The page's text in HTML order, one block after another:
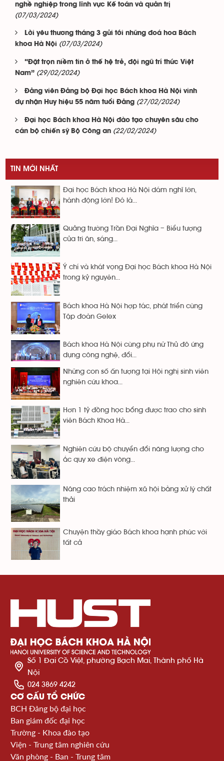
nghề nghiệp trong lĩnh vực Kế toán và quản trị
(07/03/2024)
Lời yêu thương tháng 3 gửi tới những đoá hoa Bách
khoa Hà Nội (07/03/2024)
“Đặt trọn niềm tin ở thế hệ trẻ, đội ngũ trí thức Việt
Nam” (29/02/2024)
Đảng viên Đảng bộ Đại học Bách khoa Hà Nội vinh
dự nhận Huy hiệu 55 năm tuổi Đảng (27/02/2024)
Đại học Bách khoa Hà Nội đào tạo chuyên sâu cho
cán bộ chiến sỹ Bộ Công an (22/02/2024)
TIN MỚI NHẤT
Đại học Bách khoa Hà Nội dám nghĩ lớn,
hành động lớn! Đó là...
Quảng trường Trần Đại Nghĩa – Biểu tượng
của tri ân, sáng...
Ý chí và khát vọng Đại học Bách khoa Hà Nội
trong kỷ nguyên...
Bách khoa Hà Nội hợp tác, phát triển cùng
Tập đoàn Gelex
Bách khoa Hà Nội cùng phụ nữ Thủ đô ứng
dụng công nghệ, đổi...
Những con số ấn tượng tại Hội nghị sinh viên
nghiên cứu khoa...
Hơn 1 tỷ đồng học bổng được trao cho sinh
viên Bách Khoa Hà...
Nghiên cứu bộ chuyển đổi năng lượng cho
ắc quy xe điện vòng...
Nâng cao trách nhiệm xã hội bằng xử lý chất
thải
Chuyện thầy giáo Bách khoa hạnh phúc với
tất cả
Số 1 Đại Cồ Việt, phường Bạch Mai, Thành phố Hà
Nội
024 3869 4242
CƠ CẤU TỔ CHỨC
BCH Đảng bộ đại học
Ban giám đốc đại học
Trường - Khoa đào tạo
Viện - Trung tâm nghiên cứu
Văn phòng - Ban - Trung tâm